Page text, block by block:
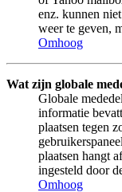
enz. kunnen
weer te geven,
Omhoog
Wat zijn globale
Globale
informatie
plaatsen tegen
plaatsen hangt
ingesteld door
Omhoog